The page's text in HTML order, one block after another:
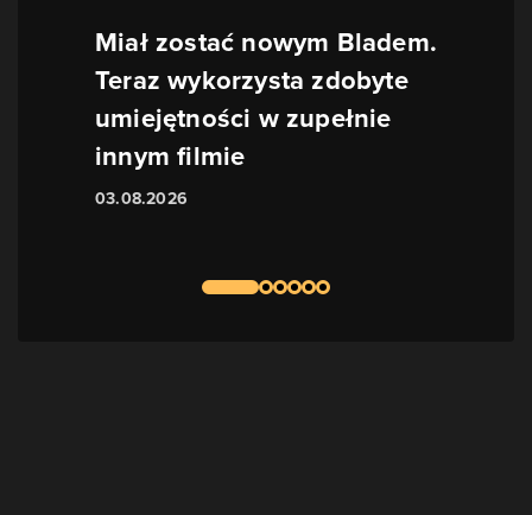
Miał zostać nowym Bladem.
Teraz wykorzysta zdobyte
umiejętności w zupełnie
innym filmie
03.08.2026